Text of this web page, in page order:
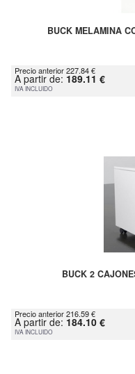
BUCK MELAMINA
Precio anterior 227.84 €
A partir de: 189.11 €
IVA INCLUIDO
BUCK 2
Precio anterior 216.59 €
A partir de: 184.10 €
IVA INCLUIDO